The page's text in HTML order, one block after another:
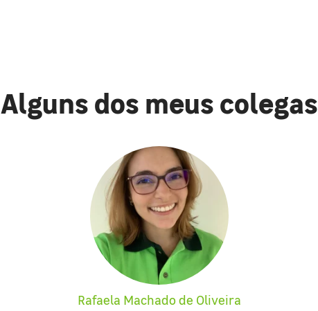
Alguns dos meus colegas
Rafaela Machado de Oliveira